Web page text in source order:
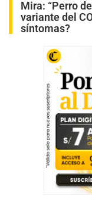
Mira: “Perro
variante del
síntomas?